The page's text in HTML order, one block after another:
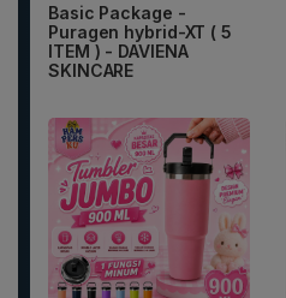
Basic Package -
Puragen hybrid-XT ( 5
ITEM ) - DAVIENA
SKINCARE